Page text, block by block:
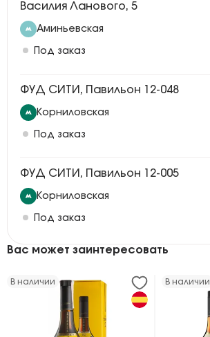
Василия Ланового, 5
Аминьевская
Под заказ
ФУД СИТИ, Павильон 12-048
Корниловская
Под заказ
ФУД СИТИ, Павильон 12-005
Корниловская
Под заказ
Вас может заинтересовать
В наличии В наличии